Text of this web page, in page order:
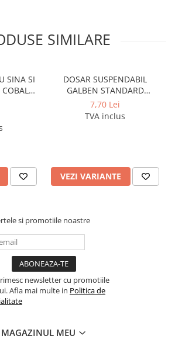
SIMILARE
SINA SI
DOSAR SUSPENDABIL
GALBEN STANDARD
PENDAFLEX ESSELTE
7,70 Lei
TVA inclus
VEZI VARIANTE
si promotiile noastre
newsletter cu promotiile
Afla mai multe in Politica de
MAGAZINUL MEU